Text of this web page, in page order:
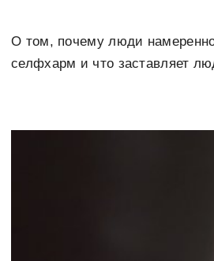
О том, почему люди
селфхарм и что заставляет